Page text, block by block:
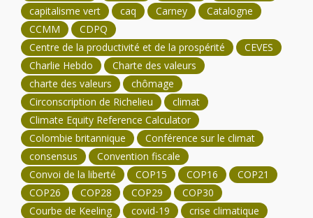
capitalisme vert
caq Carney
Catalogne
CCMM
CDPQ
Centre de la productivité et de la prospérité
CEVES
Charlie Hebdo
Charte des valeurs
charte des valeurs
chômage
Circonscription de Richelieu
climat
Climate Equity Reference Calculator
Colombie britannique
Conférence sur le climat
consensus
Convention fiscale
Convoi de la liberté
COP15 COP16
COP21
COP26
COP28 COP29
COP30
Courbe de Keeling
covid-19
crise climatique